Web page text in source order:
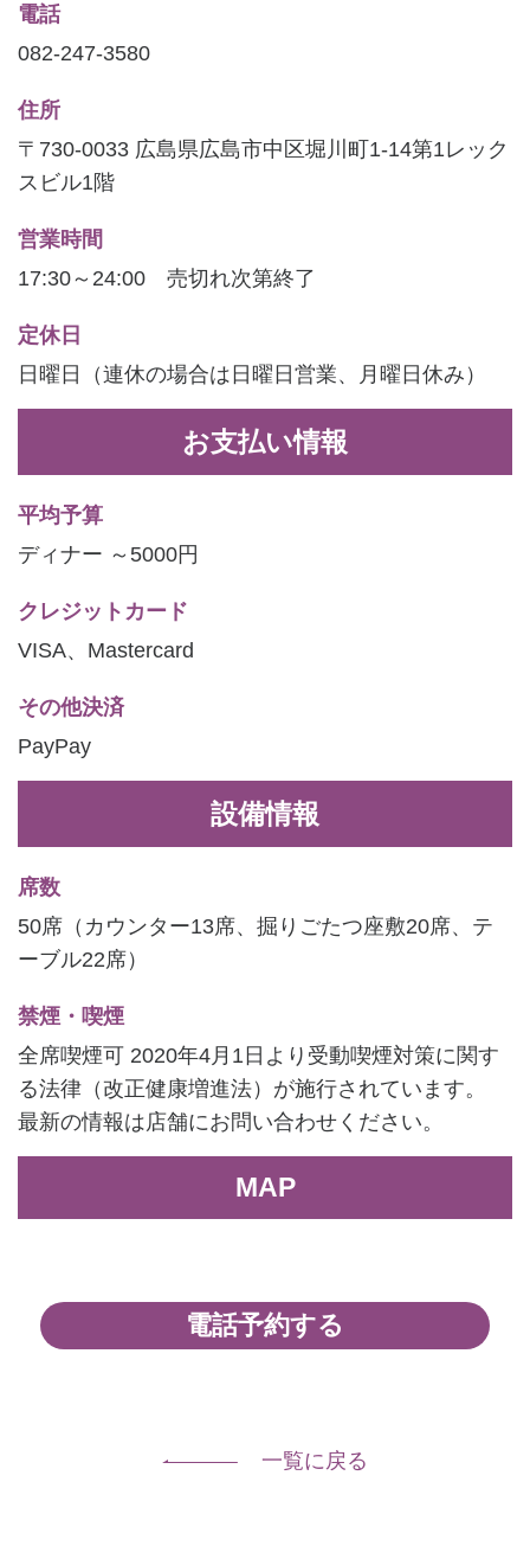
電話
082-247-3580
住所
〒730-0033 広島県広島市中区堀川町1-14第1レック
スビル1階
営業時間
17:30～24:00 売切れ次第終了
定休日
日曜日（連休の場合は日曜日営業、月曜日休み）
お支払い情報
平均予算
ディナー ～5000円
クレジットカード
VISA、Mastercard
その他決済
PayPay
設備情報
席数
50席（カウンター13席、掘りごたつ座敷20席、テ
ーブル22席）
禁煙・喫煙
全席喫煙可 2020年4月1日より受動喫煙対策に関す
る法律（改正健康増進法）が施行されています。
最新の情報は店舗にお問い合わせください。
MAP
電話予約する
一覧に戻る